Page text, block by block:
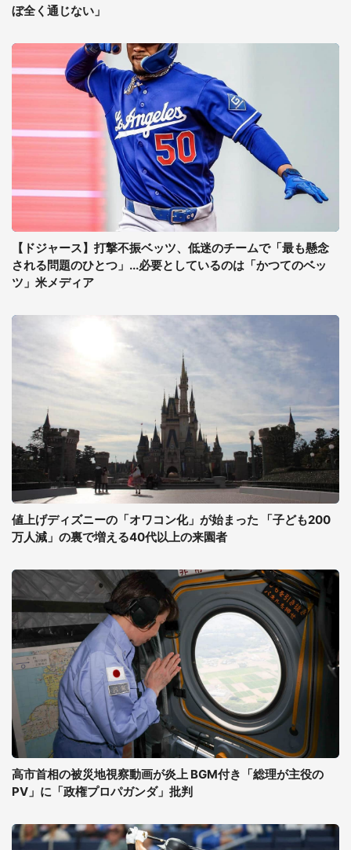
ぼ全く通じない」
【ドジャース】打撃不振ベッツ、低迷のチームで「最も懸念
される問題のひとつ」...必要としているのは「かつてのベッ
ツ」米メディア
値上げディズニーの「オワコン化」が始まった 「子ども200
万人減」の裏で増える40代以上の来園者
高市首相の被災地視察動画が炎上 BGM付き「総理が主役の
PV」に「政権プロパガンダ」批判